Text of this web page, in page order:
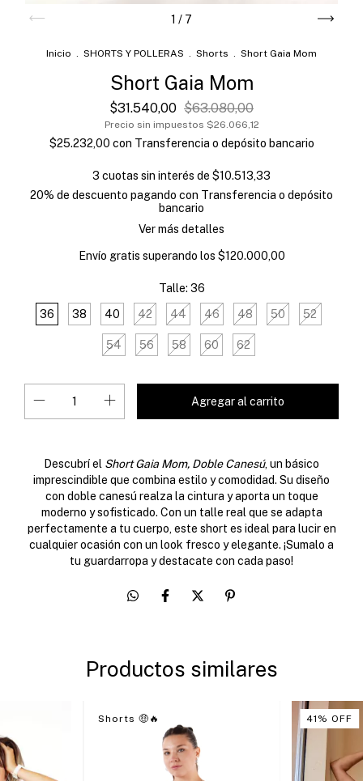
1 / 7
Inicio . SHORTS Y POLLERAS . Shorts . Short Gaia Mom
Short Gaia Mom
$31.540,00 $63.080,00
Precio sin impuestos $26.066,12
$25.232,00 con Transferencia o depósito bancario
3 cuotas sin interés de $10.513,33
20% de descuento pagando con Transferencia o depósito
bancario
Ver más detalles
Envío gratis superando los $120.000,00
Talle: 36
36
38 40 42 44 46 48 50 52
54 56 58 60 62
Descubrí el Short Gaia Mom, Doble Canesú, un básico
imprescindible que combina estilo y comodidad. Su diseño
con doble canesú realza la cintura y aporta un toque
moderno y sofisticado. Con un talle real que se adapta
perfectamente a tu cuerpo, este short es ideal para lucir en
cualquier ocasión con un look fresco y elegante. ¡Sumalo a
tu guardarropa y destacate con cada paso!
Productos similares
Shorts 🤑🔥 41 %OFF